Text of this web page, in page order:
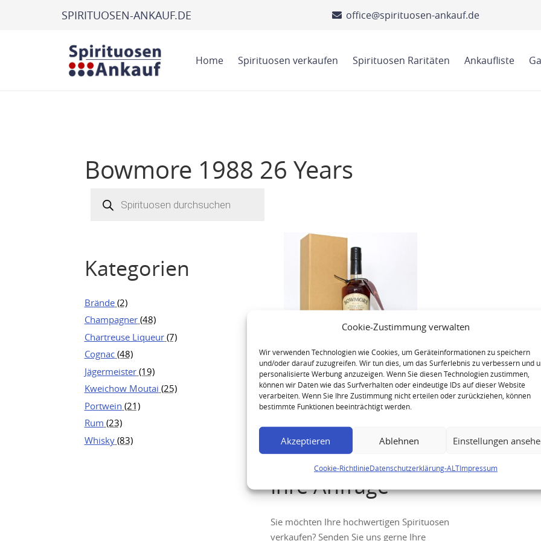
Cookie-Zustimmung verwalten
Wir verwenden Technologien wie Cookies, um Geräteinformationen zu speichern
und/oder darauf zuzugreifen. Wir tun dies, um das Surferlebnis zu verbessern und
personalisierte Werbung anzuzeigen. Wenn Sie diesen Technologien zustimmen,
können wir Daten wie das Surfverhalten oder eindeutige IDs auf dieser Website
verarbeiten. Wenn Sie Ihre Zustimmung nicht erteilen oder zurückziehen, können
bestimmte Funktionen beeinträchtigt werden.
Akzeptieren Ablehnen Einstellungen
Cookie-RichtlinieDatenschutzerklärung-ALTImpressum
SPIRITUOSEN-ANKAUF.DE office@spirituosen-ankauf.de
Home Spirituosen verkaufen Spirituosen Raritäten Ankaufliste
Bowmore 1988 26 Years
search
Kategorien
Brände (2)
Champagner (48)
Chartreuse Liqueur (7)
Cognac (48)
Jägermeister (19)
Kweichow Moutai (25)
Portwein (21)
Rum (23)
Whisky (83)
Bowmore 1988 26 Years Feis
Ile 2015 Single Malt Scotch
Whisky
Ihre Anfrage
Sie möchten Ihre hochwertigen Spirituosen
verkaufen? Senden Sie uns gerne Ihre